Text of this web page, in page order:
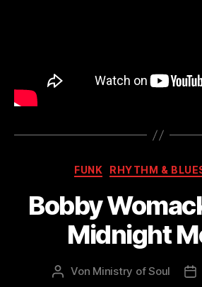
FUNK RHYTHM &
Bobby
Midnight
Beitragsautor
Von Ministry of Soul